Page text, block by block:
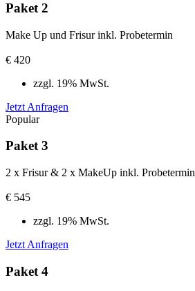
Paket 2
Make Up und Frisur inkl. Probetermin
€ 420
zzgl. 19% MwSt.
Jetzt Anfragen
Popular
Paket 3
2 x Frisur & 2 x MakeUp inkl. Probetermin
€ 545
zzgl. 19% MwSt.
Jetzt Anfragen
Paket 4